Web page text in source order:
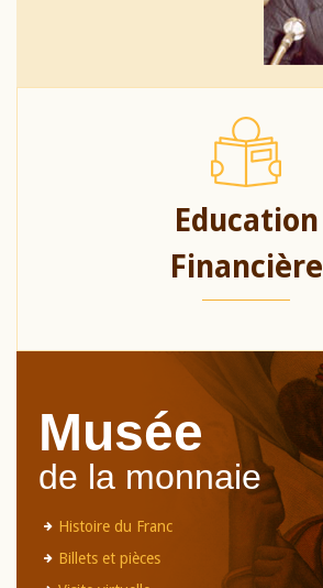
Education
Financière
Musée
de la monnaie
Histoire du Franc
Billets et pièces